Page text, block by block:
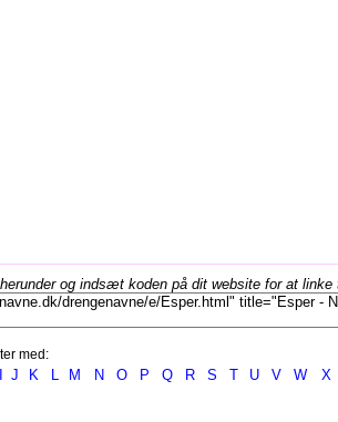
og indsæt koden på dit website for at linke
med:
J K L M N O P Q R S T U V W X